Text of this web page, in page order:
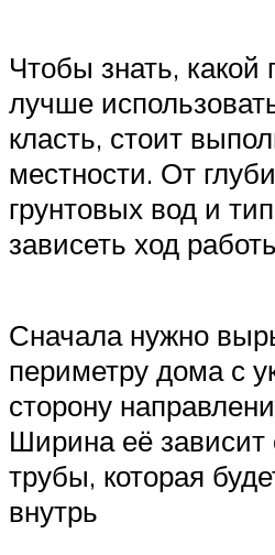
Чтобы знать, какой
лучше
класть, стоит
местности. От
грунтовых вод и
зависеть ход
Сначала нужно
периметру дома с
сторону
Ширина её зависит
трубы, которая
внутрь